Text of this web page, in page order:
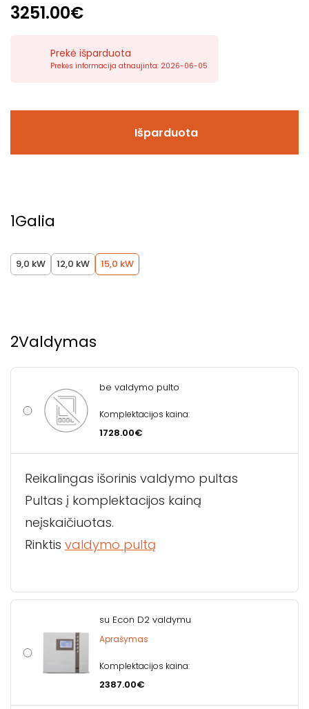
3251.00€
Prekė išparduota
Prekės informacija atnaujinta: 2026-06-05
Išparduota
1Galia
9,0 kW 12,0 kW 15,0 kW
2Valdymas
be valdymo pulto
Komplektacijos kaina:
1728.00€
Reikalingas išorinis valdymo pultas
Pultas į komplektacijos kainą
neįskaičiuotas.
Rinktis valdymo pultą
su Econ D2 valdymu
Aprašymas
Komplektacijos kaina:
2387.00€